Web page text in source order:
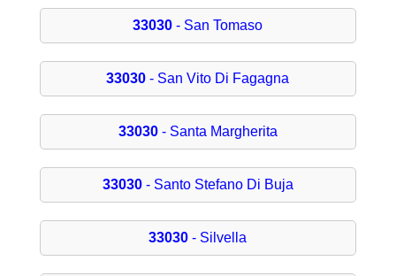
33030 - San Tomaso
33030 - San Vito Di Fagagna
33030- Santa Margherita
33030- Santo Stefano Di Buja
33030 - Silvella